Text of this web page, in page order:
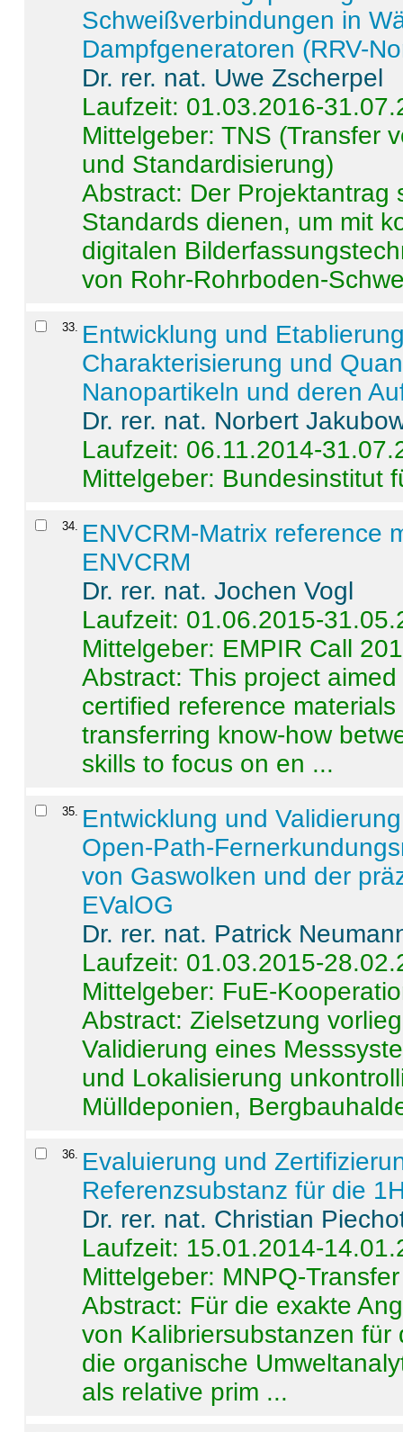
Schweißverbindungen in
Dampfgeneratoren (RRV-
Dr. rer. nat. Uwe Zscherpel
Laufzeit: 01.03.2016-
Mittelgeber: TNS (Transfer
und Standardisierung)
Abstract: Der Projektantrag
Standards dienen, um mit
digitalen
von Rohr-Rohrboden-
33. Entwicklung und
Charakterisierung und
Nanopartikeln und deren
Dr. rer. nat. Norbert
Laufzeit: 06.11.2014-
Mittelgeber: Bundesinstitut
34. ENVCRM-Matrix reference
ENVCRM
Dr. rer. nat. Jochen Vogl
Laufzeit: 01.06.2015-
Mittelgeber: EMPIR Call
Abstract:This project
certified reference
transferring know-how
skills to focus on en ...
35. Entwicklung und
Open-Path-
von Gaswolken und der
EValOG
Dr. rer. nat. Patrick
Laufzeit: 01.03.2015-
Mittelgeber: FuE-
Abstract:Zielsetzung
Validierung eines
und Lokalisierung
Mülldeponien,
36. Evaluierung und
Referenzsubstanz für die
Dr. rer. nat. Christian
Laufzeit: 15.01.2014-
Mittelgeber: MNPQ-Transfer
Abstract: Für die exakte
von Kalibriersubstanzen
die organische
als relative prim ...